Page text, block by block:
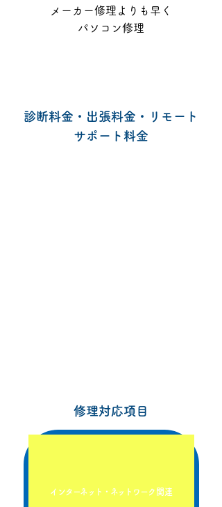
メーカー修理よりも早く
パソコン修理
診断料金・出張料金・リモート
サポート料金
修理対応項目
インターネット・ネットワーク関連